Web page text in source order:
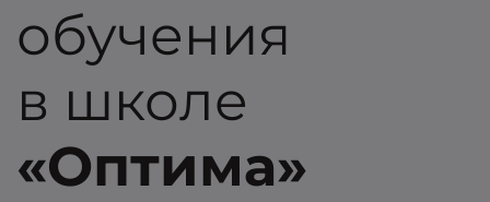
обучения
в школе
«Оптима»